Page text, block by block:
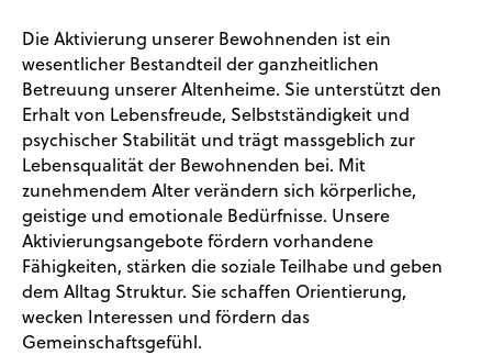
Die Aktivierung unserer Bewohnenden ist ein
wesentlicher Bestandteil der ganzheitlichen
Betreuung unserer Altenheime. Sie unterstützt den
Erhalt von Lebensfreude, Selbstständigkeit und
psychischer Stabilität und trägt massgeblich zur
Lebensqualität der Bewohnenden bei. Mit
zunehmendem Alter verändern sich körperliche,
geistige und emotionale Bedürfnisse. Unsere
Aktivierungsangebote fördern vorhandene
Fähigkeiten, stärken die soziale Teilhabe und geben
dem Alltag Struktur. Sie schaffen Orientierung,
wecken Interessen und fördern das
Gemeinschaftsgefühl.